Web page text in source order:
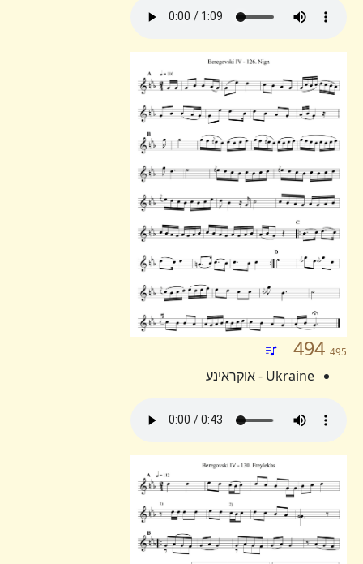
494 495
Ukraine - אוקראינע